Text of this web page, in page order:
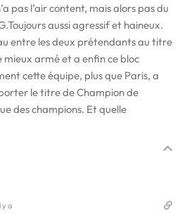
pas l’air content, mais alors pas du
aussi agressif et haineux.
entre les deux prétendants au titre
mieux armé et a enfin ce bloc
cette équipe, plus que Paris, a
le titre de Champion de
des champions. Et quelle
y a